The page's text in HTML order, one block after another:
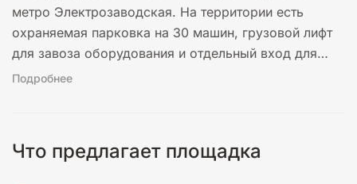
метро Электрозаводская. На территории есть
охраняемая парковка на 30 машин, грузовой лифт
для завоза оборудования и отдельный вход для
гостей.
Подробнее
Что предлагает площадка